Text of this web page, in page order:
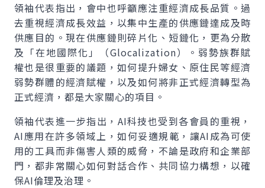
領袖代表指出，會中也呼籲應注重經濟成長品質。過
去重視經濟成長效益，以集中生產的供應鏈達成及時
供應目的。現在供應鏈則碎片化、短鏈化，更為分散
及「在地國際化」（Glocalization）。弱勢族群賦
權也是很重要的議題，如何提升婦女、原住民等經濟
弱勢群體的經濟賦權，以及如何將非正式經濟轉型為
正式經濟，都是大家關心的項目。
領袖代表進一步指出，AI科技也受到各會員的重視，
AI應用在許多領域上，如何妥適規範，讓AI成為可使
用的工具而非傷害人類的威脅，不論是政府和企業部
門，都非常關心如何對話合作、共同協力構想，以確
保AI倫理及治理。